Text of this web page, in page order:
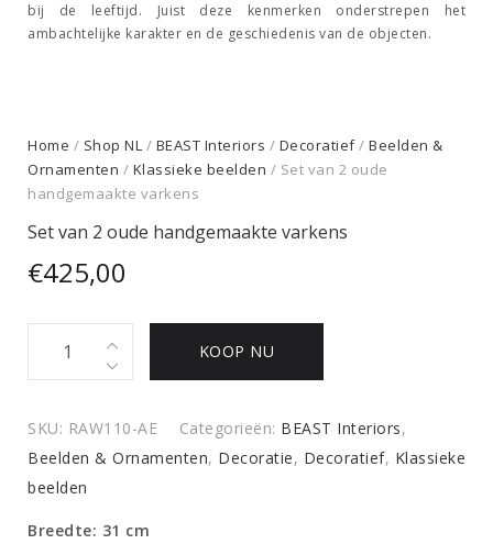
bij de leeftijd. Juist deze kenmerken onderstrepen het
ambachtelijke karakter en de geschiedenis van de objecten.
Home / Shop NL / BEAST Interiors / Decoratief/ Beelden &
Ornamenten / Klassieke beelden / Set van 2 oude
handgemaakte varkens
Set van 2 oude handgemaakte varkens
€425,00
oude
handgemaakte
varkens
KOOP NU
SKU: RAW110-AE Categorieën: BEAST Interiors,
Beelden & Ornamenten, Decoratie, Decoratief, Klassieke
beelden
Breedte: 31 cm